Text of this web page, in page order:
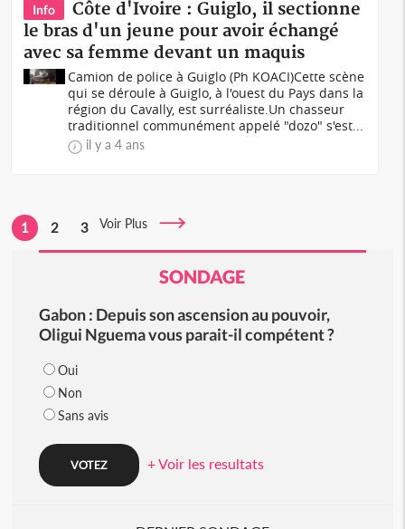
Info
Côte d'Ivoire : Guiglo, il sectionne
le bras d'un jeune pour avoir échangé
avec sa femme devant un maquis
Camion de police à Guiglo (Ph KOACI)Cette scène
qui se déroule à Guiglo, à l'ouest du Pays dans la
région du Cavally, est surréaliste.Un chasseur
traditionnel communément appelé "dozo" s'est...
il y a 4 ans
1 2 3 Voir Plus
SONDAGE
Gabon : Depuis son ascension au pouvoir,
Oligui Nguema vous parait-il compétent ?
Oui
Non
Sans avis
+ Voir les resultats